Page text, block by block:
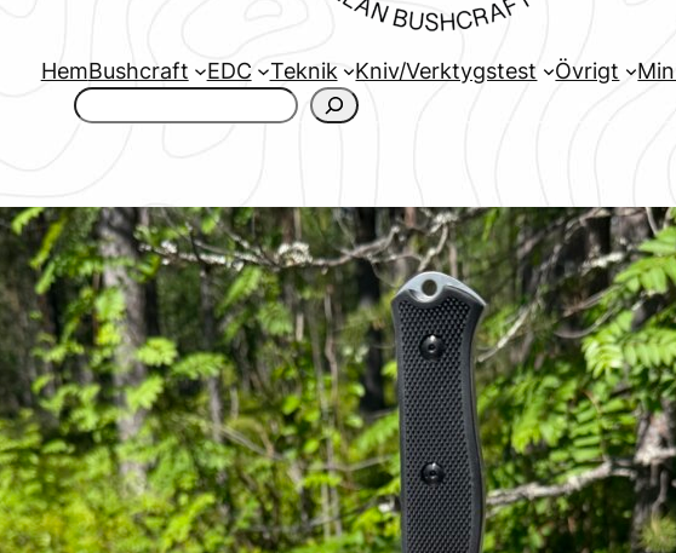
HemBushcraft EDC Teknik Kniv/Verktygstest Övrigt